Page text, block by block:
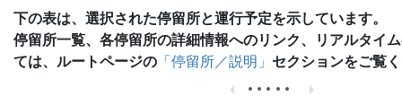
下の表は、選択された停留所と運行予定を示しています。
停留所一覧、各停留所の詳細情報へのリンク、リアルタイ
ては、ルートページの 「停留所／説明」 セクションをご覧